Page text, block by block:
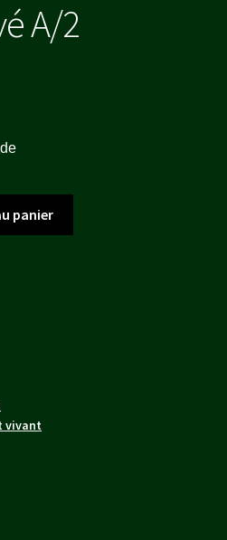
A/2
:
€.
panier
vivant